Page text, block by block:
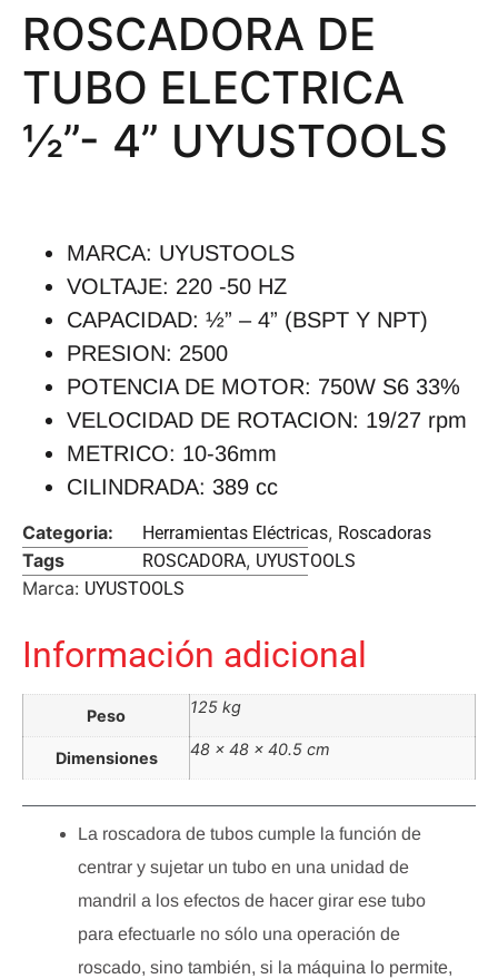
ROSCADORA DE
TUBO ELECTRICA
½”- 4” UYUSTOOLS
MARCA: UYUSTOOLS
VOLTAJE: 220 -50 HZ
CAPACIDAD: ½” – 4” (BSPT Y NPT)
PRESION: 2500
POTENCIA DE MOTOR: 750W S6 33%
VELOCIDAD DE ROTACION: 19/27 rpm
METRICO: 10-36mm
CILINDRADA: 389 cc
Categoria: Herramientas Eléctricas, Roscadoras
Tags ROSCADORA, UYUSTOOLS
Marca: UYUSTOOLS
Información adicional
Peso 125 kg
Dimensiones 48 × 48 × 40.5 cm
La roscadora de tubos cumple la función de
centrar y sujetar un tubo en una unidad de
mandril a los efectos de hacer girar ese tubo
para efectuarle no sólo una operación de
roscado, sino también, si la máquina lo permite,